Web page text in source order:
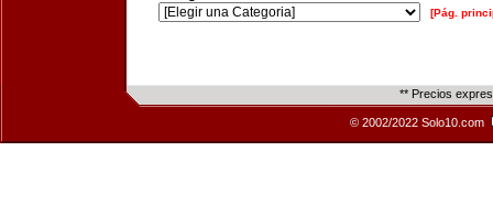
[Pág.
** Precios
© 2002/2022 Solo10.com